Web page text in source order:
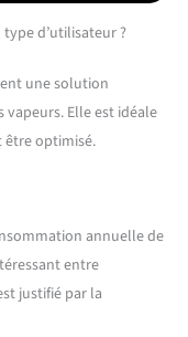
assure
faciles à
suffit de les
les mettre
– le
rapides,
dans
cuisine pour
d’utilisateur ?
une solution
vapeurs. Elle est idéale
être optimisé.
annuelle de
entre
justifié par la